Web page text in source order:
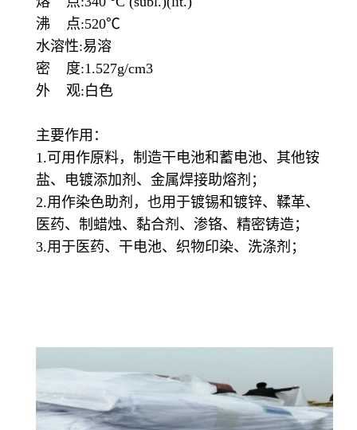
沸 点:520℃
水溶性:易溶
密 度:1.527g/cm3
外 观:白色
主要作用：
1.可用作原料，制造干电池和蓄电池、其他铵
盐、电镀添加剂、金属焊接助熔剂；
2.用作染色助剂，也用于镀锡和镀锌、鞣革、
医药、制蜡烛、黏合剂、渗铬、精密铸造；
3.用于医药、干电池、织物印染、洗涤剂；